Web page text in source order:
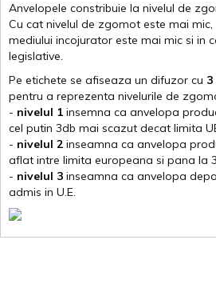
Anvelopele constribuie la nivelul de
Cu cat nivelul de zgomot este mai
mediului incojurator este mai mic si in
legislative.
Pe etichete se afiseaza un difuzor cu
pentru a reprezenta nivelurile de
- nivelul 1 insemna ca anvelopa
cel putin 3db mai scazut decat limita
- nivelul 2 inseamna ca anvelopa
aflat intre limita europeana si pana la
- nivelul 3 inseamna ca anvelopa
admis in U.E.